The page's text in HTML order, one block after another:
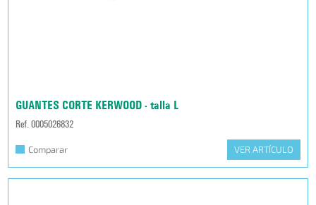
GUANTES CORTE KERWOOD - talla L
Ref. 0005026832
Comparar VER ARTÍCULO